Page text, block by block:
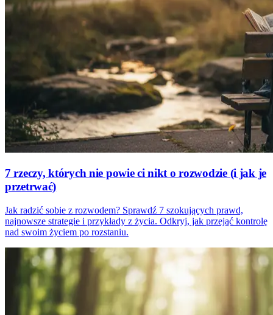
7 rzeczy, których nie powie ci nikt o rozwodzie (i jak je
przetrwać)
Jak radzić sobie z rozwodem? Sprawdź 7 szokujących prawd,
najnowsze strategie i przykłady z życia. Odkryj, jak przejąć kontrolę
nad swoim życiem po rozstaniu.